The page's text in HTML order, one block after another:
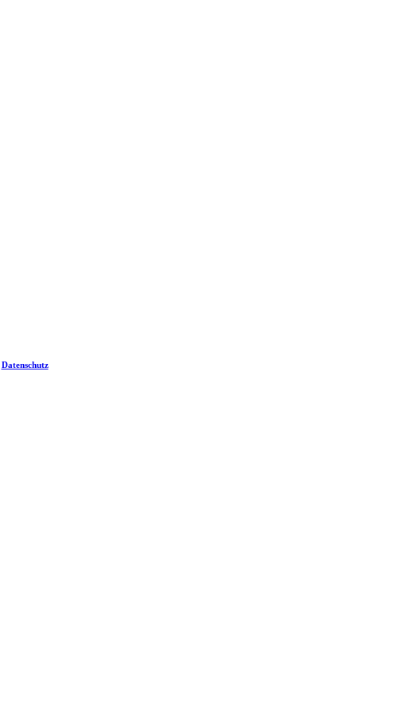
Datenschutz